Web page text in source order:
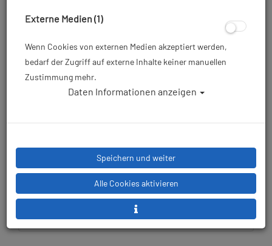
Damen
455,10 €*
Lieferbar in Prämienpunkte: 455
Externe Medien (1)
Wenn Cookies von externen Medien akzeptiert werden,
bedarf der Zugriff auf externe Inhalte keiner manuellen
Zustimmung mehr.
Daten Informationen anzeigen
Speichern und weiter
Alle Cookies aktivieren